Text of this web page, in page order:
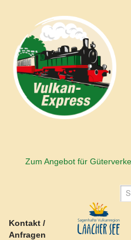
Zum Angebot für
Kontakt /
Anfragen